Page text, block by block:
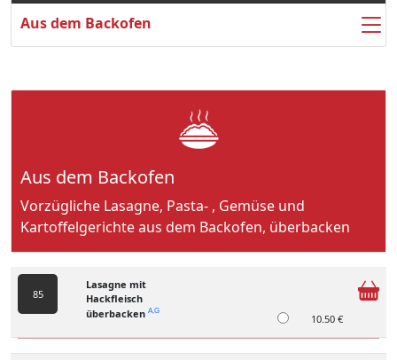
Aus dem Backofen
Aus dem Backofen
Vorzügliche Lasagne, Pasta- , Gemüse und
Kartoffelgerichte aus dem Backofen, überbacken
85
Lasagne mit
Hackfleisch
überbacken A,G
10.50 €